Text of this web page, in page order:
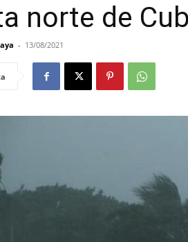
norte de
- 13/08/2021